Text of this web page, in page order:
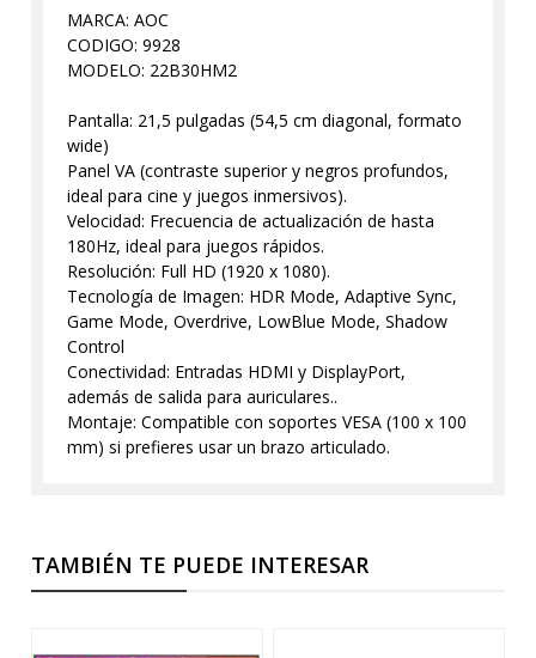
MARCA: AOC
CODIGO: 9928
MODELO: 22B30HM2
Pantalla: 21,5 pulgadas (54,5 cm diagonal, formato
wide)
Panel VA (contraste superior y negros profundos,
ideal para cine y juegos inmersivos).
Velocidad: Frecuencia de actualización de hasta
180Hz, ideal para juegos rápidos.
Resolución: Full HD (1920 x 1080).
Tecnología de Imagen: HDR Mode, Adaptive Sync,
Game Mode, Overdrive, LowBlue Mode, Shadow
Control
Conectividad: Entradas HDMI y DisplayPort,
además de salida para auriculares..
Montaje: Compatible con soportes VESA (100 x 100
mm) si prefieres usar un brazo articulado.
TAMBIÉN TE PUEDE INTERESAR